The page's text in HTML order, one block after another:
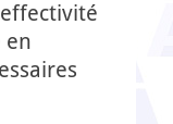
en